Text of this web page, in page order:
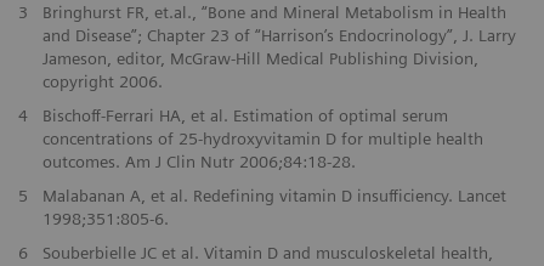
3
Bringhurst FR, et.al., “Bone and Mineral Metabolism in Health
and Disease”; Chapter 23 of “Harrison’s Endocrinology”, J. Larry
Jameson, editor, McGraw-Hill Medical Publishing Division,
copyright 2006.
4
Bischoff-Ferrari HA, et al. Estimation of optimal serum
concentrations of 25-hydroxyvitamin D for multiple health
outcomes. Am J Clin Nutr 2006;84:18-28.
5
Malabanan A, et al. Redefining vitamin D insufficiency. Lancet
1998;351:805-6.
6
Souberbielle JC et al. Vitamin D and musculoskeletal health,